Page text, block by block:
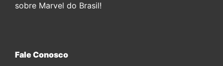
sobre Marvel do Brasil!
Fale Conosco